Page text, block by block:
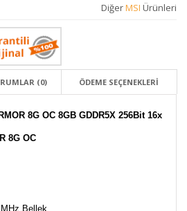
DiğerMSI Ürünleri
(0) ÖDEME SEÇENEKLERI
8G OC 8GB GDDR5X 256Bit 16x
8G OC
Bellek